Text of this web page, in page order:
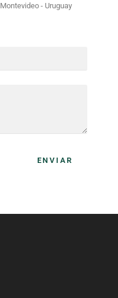
Montevideo - Uruguay
ENVIAR